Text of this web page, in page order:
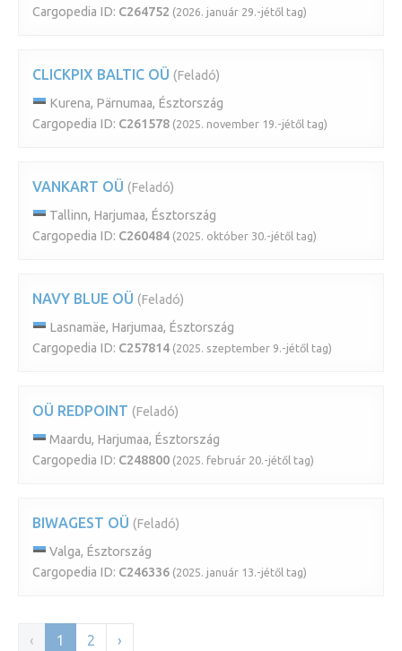
Cargopedia ID: C264752 (2026. január 29.-jétől tag)
CLICKPIX BALTIC OÜ (Feladó)
Kurena, Pärnumaa, Észtország
Cargopedia ID: C261578 (2025. november 19.-jétől tag)
VANKART OÜ (Feladó)
Tallinn, Harjumaa, Észtország
Cargopedia ID: C260484 (2025. október 30.-jétől tag)
NAVY BLUE OÜ (Feladó)
Lasnamäe, Harjumaa, Észtország
Cargopedia ID: C257814 (2025. szeptember 9.-jétől tag)
OÜ REDPOINT (Feladó)
Maardu, Harjumaa, Észtország
Cargopedia ID: C248800 (2025. február 20.-jétől tag)
BIWAGEST OÜ (Feladó)
Valga, Észtország
Cargopedia ID: C246336 (2025. január 13.-jétől tag)
‹ 1 2 ›